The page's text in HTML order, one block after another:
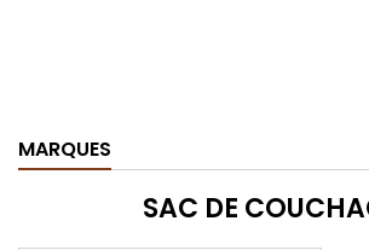
MARQUES
SAC DE